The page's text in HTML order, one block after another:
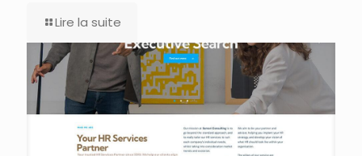
Lire la suite